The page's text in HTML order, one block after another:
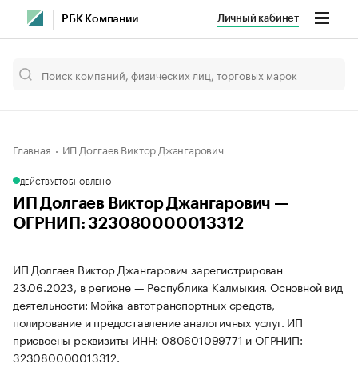
РБК Компании Личный кабинет
Главная ИП Долгаев Виктор Джангарович
ДЕЙСТВУЕТОБНОВЛЕНО
ИП Долгаев Виктор Джангарович —
ОГРНИП: 323080000013312
ИП Долгаев Виктор Джангарович зарегистрирован
23.06.2023, в регионе — Республика Калмыкия. Основной вид
деятельности: Мойка автотранспортных средств,
полирование и предоставление аналогичных услуг. ИП
присвоены реквизиты ИНН: 080601099771 и ОГРНИП:
323080000013312.